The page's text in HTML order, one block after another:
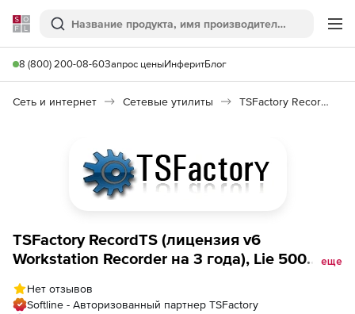
Softline
Поиск
8 (800) 200-08-60Запрос ценыИнферитБлог
Сеть и интернет Сетевые утилиты TSFactory RecordTS
TSFactory RecordTS (лицензия v6
Workstation Recorder на 3 года), Lie 500
еще
Нет отзывов
Softline - Авторизованный партнер TSFactory